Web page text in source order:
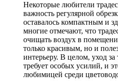
Некоторые любители
важность регулярной
оставалось компактным и
многие отмечают, что
очищать воздух в
только красивым, но и
интерьеру. В целом, уход за
требует особых усилий, и
любимицей среди